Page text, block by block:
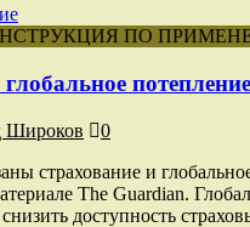
ПО
потепление
Широков
0
страхование и
The Guardian.
доступность